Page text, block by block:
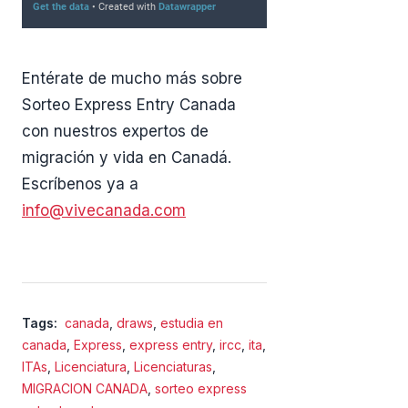
Entérate de mucho más sobre
Sorteo Express Entry Canada
con nuestros expertos de
migración y vida en Canadá.
Escríbenos ya a
info@vivecanada.com
Tags: canada draws estudia en
canada Express express entry, ircc ita
ITAs Licenciatura Licenciaturas
MIGRACION CANADA sorteo express